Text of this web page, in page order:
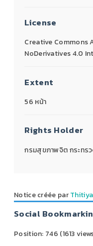
License
Creative
NoDerivatives 4.0
Extent
56 หน้า
Rights Holder
กรมสุขภาพจิต กระทร
Notice créée par
Social
Position: 746 (1613